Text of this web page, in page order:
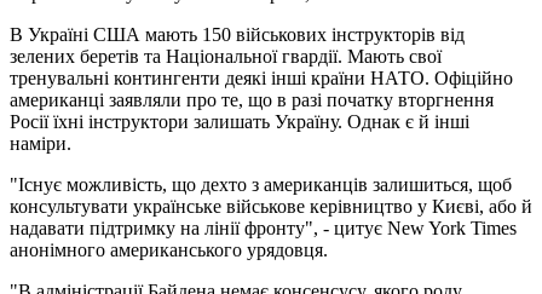
В Україні США мають 150 військових інструкторів від
зелених беретів та Національної гвардії. Мають свої
тренувальні контингенти деякі інші країни НАТО. Офіційно
американці заявляли про те, що в разі початку вторгнення
Росії їхні інструктори залишать Україну. Однак є й інші
наміри.
"Існує можливість, що дехто з американців залишиться, щоб
консультувати українське військове керівництво у Києві, або й
надавати підтримку на лінії фронту", - цитує New York Times
анонімного американського урядовця.